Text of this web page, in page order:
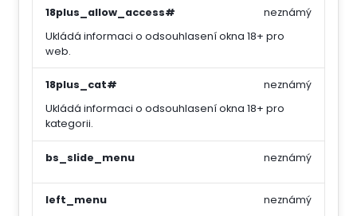
18plus_allow_access#
Ukládá informaci o odsouhlasení okna 18+ pro
web.
neznámý
18plus_cat#
Ukládá informaci o odsouhlasení okna 18+ pro
kategorii.
neznámý
bs_slide_menu neznámý
left_menu
neznámý